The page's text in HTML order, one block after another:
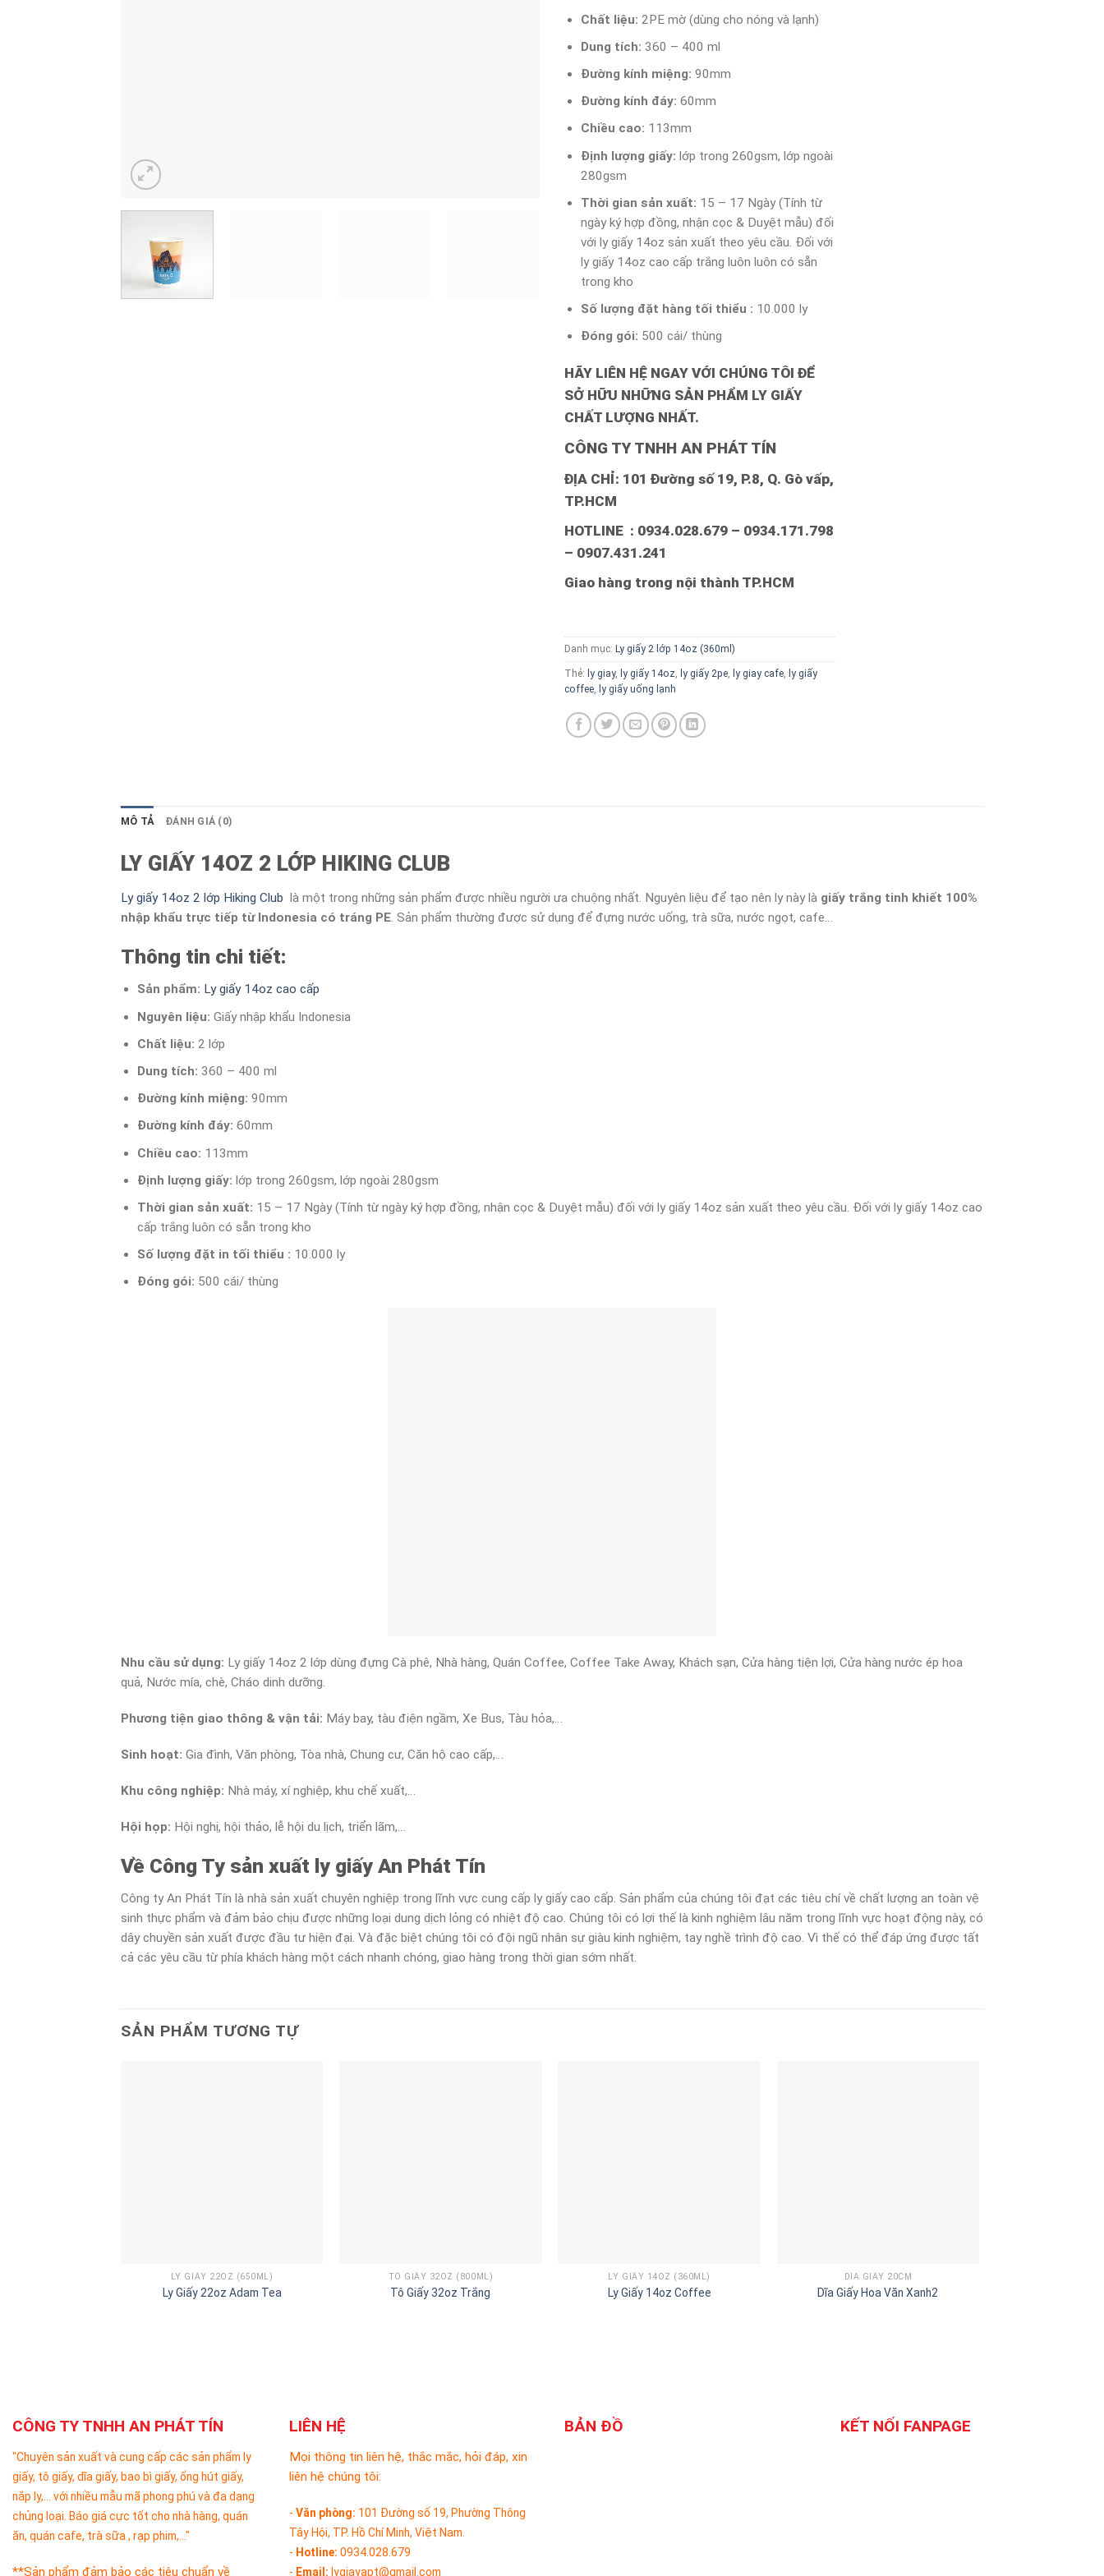
Chất liệu: 2PE mờ (dùng cho nóng và lạnh)
Dung tích: 360 – 400 ml
Đường kính miệng: 90mm
Đường kính đáy: 60mm
Chiều cao: 113mm
Định lượng giấy: lớp trong 260gsm, lớp ngoài
280gsm
Thời gian sản xuất: 15 – 17 Ngày (Tính từ
ngày ký hợp đồng, nhận cọc & Duyệt mẫu) đối
với ly giấy 14oz sản xuất theo yêu cầu. Đối với
ly giấy 14oz cao cấp trắng luôn luôn có sẵn
trong kho
Số lượng đặt hàng tối thiểu : 10.000 ly
Đóng gói: 500 cái/ thùng
HÃY LIÊN HỆ NGAY VỚI CHÚNG TÔI ĐỂ
SỞ HỮU NHỮNG SẢN PHẨM LY GIẤY
CHẤT LƯỢNG NHẤT.
CÔNG TY TNHH AN PHÁT TÍN
ĐỊA CHỈ: 101 Đường số 19, P.8, Q. Gò vấp,
TP.HCM
HOTLINE : 0934.028.679 – 0934.171.798
– 0907.431.241
Giao hàng trong nội thành TP.HCM
Danh mục: Ly giấy 2 lớp 14oz (360ml)
Thẻ: ly giay, ly giấy 14oz, ly giấy 2pe, ly giay cafe, ly giấy
coffee, ly giấy uống lạnh
MÔ TẢ ĐÁNH GIÁ (0)
LY GIẤY 14OZ 2 LỚP HIKING CLUB
Ly giấy 14oz 2 lớp Hiking Club là một trong những sản phẩm được nhiều người ưa chuộng nhất. Nguyên liệu để tạo nên ly này là giấy trắng tinh khiết 100%
nhập khẩu trực tiếp từ Indonesia có tráng PE. Sản phẩm thường được sử dụng để đựng nước uống, trà sữa, nước ngọt, cafe…
Thông tin chi tiết:
Sản phẩm: Ly giấy 14oz cao cấp
Nguyên liệu: Giấy nhập khẩu Indonesia
Chất liệu: 2 lớp
Dung tích: 360 – 400 ml
Đường kính miệng: 90mm
Đường kính đáy: 60mm
Chiều cao: 113mm
Định lượng giấy: lớp trong 260gsm, lớp ngoài 280gsm
Thời gian sản xuất: 15 – 17 Ngày (Tính từ ngày ký hợp đồng, nhận cọc & Duyệt mẫu) đối với ly giấy 14oz sản xuất theo yêu cầu. Đối với ly giấy 14oz cao
cấp trắng luôn có sẵn trong kho
Số lượng đặt in tối thiểu : 10.000 ly
Đóng gói: 500 cái/ thùng
Nhu cầu sử dụng: Ly giấy 14oz 2 lớp dùng đựng Cà phê, Nhà hàng, Quán Coffee, Coffee Take Away, Khách sạn, Cửa hàng tiện lợi, Cửa hàng nước ép hoa
quả, Nước mía, chè, Cháo dinh dưỡng.
Phương tiện giao thông & vận tải: Máy bay, tàu điện ngầm, Xe Bus, Tàu hỏa,…
Sinh hoạt: Gia đình, Văn phòng, Tòa nhà, Chung cư, Căn hộ cao cấp,…
Khu công nghiệp: Nhà máy, xí nghiệp, khu chế xuất,…
Hội họp: Hội nghị, hội thảo, lễ hội du lịch, triển lãm,…
Về Công Ty sản xuất ly giấy An Phát Tín
Công ty An Phát Tín là nhà sản xuất chuyên nghiệp trong lĩnh vực cung cấp ly giấy cao cấp. Sản phẩm của chúng tôi đạt các tiêu chí về chất lượng an toàn vệ
sinh thực phẩm và đảm bảo chịu được những loại dung dịch lỏng có nhiệt độ cao. Chúng tôi có lợi thế là kinh nghiệm lâu năm trong lĩnh vực hoạt động này, có
dây chuyền sản xuất được đầu tư hiện đại. Và đặc biệt chúng tôi có đội ngũ nhân sự giàu kinh nghiệm, tay nghề trình độ cao. Vì thế có thể đáp ứng được tất
cả các yêu cầu từ phía khách hàng một cách nhanh chóng, giao hàng trong thời gian sớm nhất.
SẢN PHẨM TƯƠNG TỰ
LY GIẤY 22OZ (650ML)
Ly Giấy 22oz Adam Tea
TÔ GIẤY 32OZ (800ML)
Tô Giấy 32oz Trắng
LY GIẤY 14OZ (360ML)
Ly Giấy 14oz Coffee
DĨA GIẤY 20CM
Dĩa Giấy Hoa Văn Xanh2
CÔNG TY TNHH AN PHÁT TÍN
"Chuyên sản xuất và cung cấp các sản phẩm ly
giấy, tô giấy, dĩa giấy, bao bì giấy, ống hút giấy,
nắp ly,... với nhiều mẫu mã phong phú và đa dạng
chủng loại. Báo giá cực tốt cho nhà hàng, quán
ăn, quán cafe, trà sữa , rạp phim,..."
**Sản phẩm đảm bảo các tiêu chuẩn về
LIÊN HỆ
Mọi thông tin liên hệ, thắc mắc, hỏi đáp, xin
liên hệ chúng tôi:
- Văn phòng: 101 Đường số 19, Phường Thông
Tây Hội, TP. Hồ Chí Minh, Việt Nam.
- Hotline: 0934.028.679
- Email: lygiayapt@gmail.com
BẢN ĐỒ KẾT NỐI FANPAGE